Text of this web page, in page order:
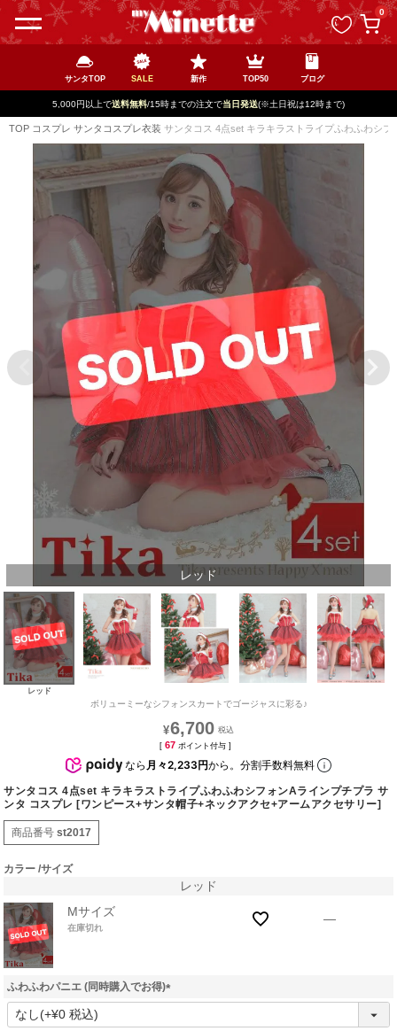
0
サンタTOP SALE 新作 TOP50 ブログ
新規登録で最大2500円OFF!
TOP コスプレ サンタコスプレ衣装 サンタコス 4点set キラキラストライプふわふわシ
レッド
レッド
ボリューミーなシフォンスカートでゴージャスに彩る♪
¥6,700
[ 67 ポイント付与 ]
なら 月々2,233円から。分割手数料無料
サンタコス 4点set キラキラストライプふわふわシフォンAラインプチプラ サ
ンタ コスプレ [ワンピース+サンタ帽子+ネックアクセ+アームアクセサリー]
商品番号 st2017
カラー サイズ
レッド
Mサイズ
在庫切れ
—
ふわふわパニエ (同時購入でお得)
(
ペー
ジト
ップ